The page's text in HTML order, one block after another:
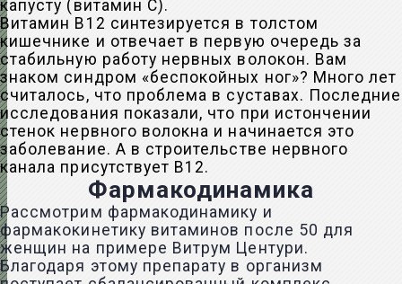
капусту (витамин С).
Витамин В12 синтезируется в толстом
кишечнике и отвечает в первую очередь за
стабильную работу нервных волокон. Вам
знаком синдром «беспокойных ног»? Много лет
считалось, что проблема в суставах. Последние
исследования показали, что при истончении
стенок нервного волокна и начинается это
заболевание. А в строительстве нервного
канала присутствует В12.
Фармакодинамика
Рассмотрим фармакодинамику и
фармакокинетику витаминов после 50 для
женщин на примере Витрум Центури.
Благодаря этому препарату в организм